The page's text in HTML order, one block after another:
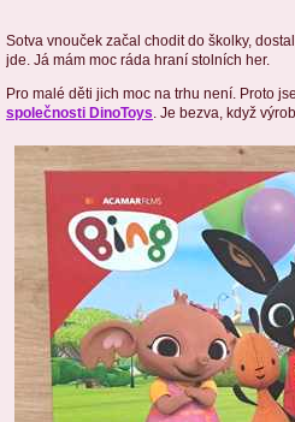
Sotva vnouček začal chodit do školky,
jde. Já mám moc ráda hraní stolních her.
Pro malé děti jich moc na trhu není. Proto
společnosti DinoToys . Je bezva, když